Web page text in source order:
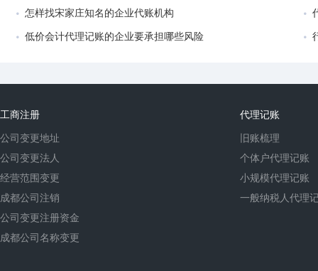
怎样找宋家庄知名的企业代账机构
低价会计代理记账的企业要承担哪些风险
工商注册
公司变更地址
公司变更法人
经营范围变更
成都公司注销
公司变更注册资金
成都公司名称变更
代理记账
旧账梳理
个体户代理记账
小规模代理记账
一般纳税人代理